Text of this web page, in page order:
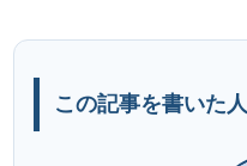
この記事を書いた人